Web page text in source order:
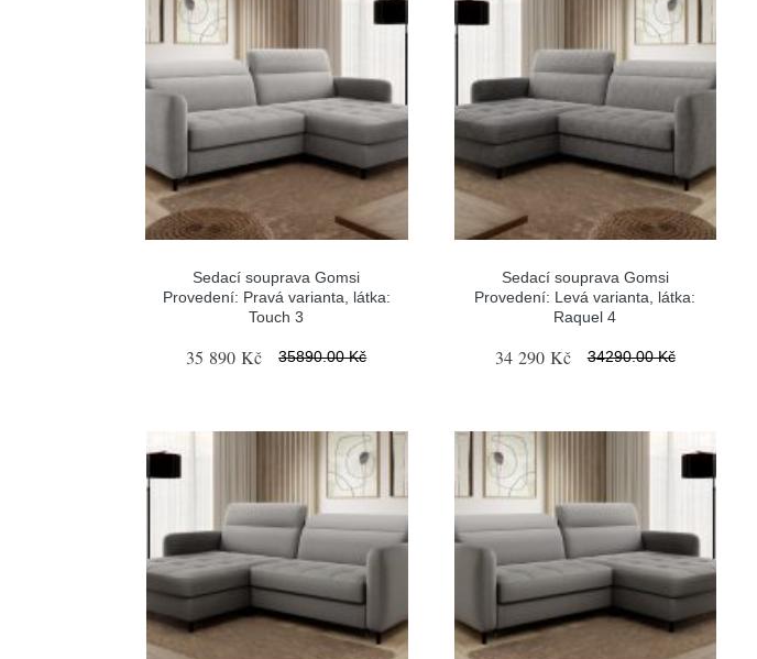
Sedací souprava Gomsi
Provedení: Pravá varianta, látka:
Touch 3
35 890 Kč 35890.00 Kč
Sedací souprava Gomsi
Provedení: Levá varianta, látka:
Raquel 4
34 290 Kč 34290.00 Kč